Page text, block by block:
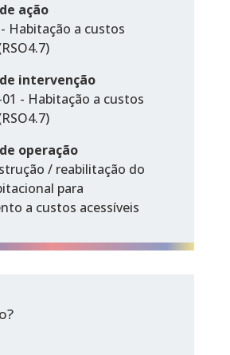
ação
- Habitação a custos
intervenção
01 - Habitação a custos
operação
/ reabilitação do
para
a custos acessíveis